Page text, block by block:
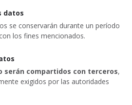
datos
se conservarán durante un período
los fines mencionados.
serán compartidos con terceros,
exigidos por las autoridades